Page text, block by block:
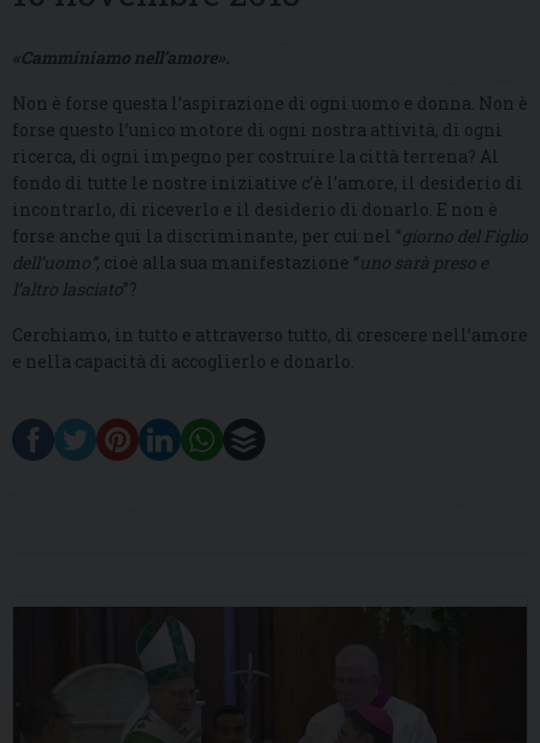
«Camminiamo nell’amore».
Non è forse questa l’aspirazione di ogni uomo e donna. Non è
forse questo l’unico motore di ogni nostra attività, di ogni
ricerca, di ogni impegno per costruire la città terrena? Al
fondo di tutte le nostre iniziative c’è l’amore, il desiderio di
incontrarlo, di riceverlo e il desiderio di donarlo. E non è
forse anche qui la discriminante, per cui nel “giorno del Figlio
dell’uomo”, cioè alla sua manifestazione “uno sarà preso e
l’altro lasciato”?
Cerchiamo, in tutto e attraverso tutto, di crescere nell’amore
e nella capacità di accoglierlo e donarlo.